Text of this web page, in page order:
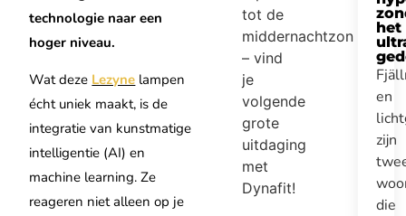
technologie naar een
hoger niveau.
Wat deze Lezyne lampen
écht uniek maakt, is de
integratie van kunstmatige
intelligentie (AI) en
machine learning. Ze
reageren niet alleen op je
tot de
middernachtzon
– vind
je
volgende
grote
uitdaging
met
Dynafit!
het
en
zijn
die